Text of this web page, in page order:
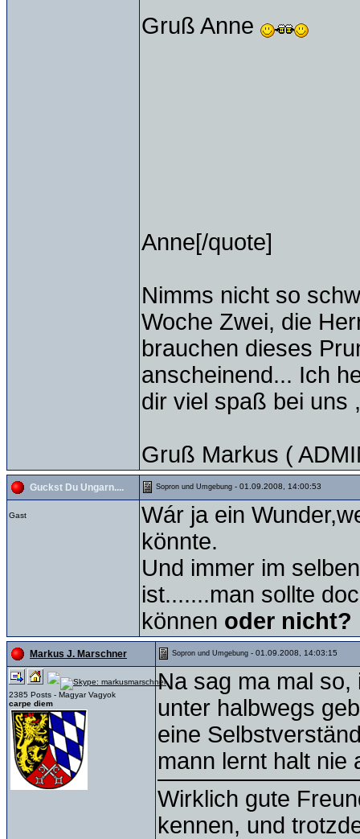
Gruß Anne
Anne[/quote]
Nimms nicht so
Woche Zwei, die
brauchen dieses
anscheinend... Ich
dir viel spaß bei uns
Gruß Markus (
Guckst Du Ungarn.... Sopron und Umgebung - 01.09.2008, 14:00:53
Gast
Wár ja ein
könnte.
Und immer im
ist.......man sollte
können oder nicht?
Markus J. Marschner Sopron und Umgebung - 01.09.2008, 14:03:15
2385 Posts - Magyar Vagyok
carpe diem
Na sag ma mal
unter halbwegs
eine
mann lernt halt nie
Wirklich gute
kennen, und